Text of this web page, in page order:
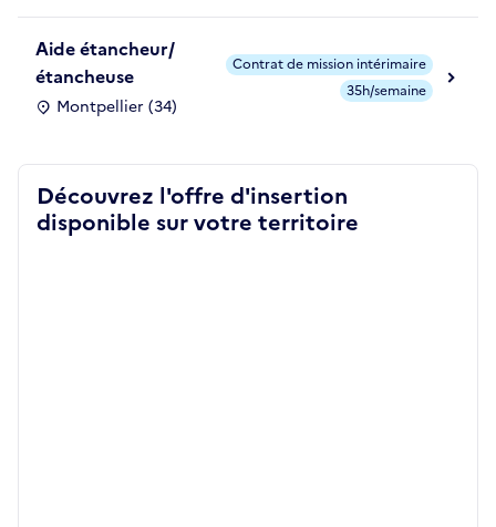
Aide étancheur/
étancheuse
Montpellier (34)
Contrat de mission intérimaire
35h/semaine
Découvrez l'offre d'insertion
disponible sur votre territoire